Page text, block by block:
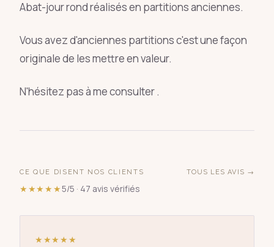
Abat-jour rond réalisés en partitions anciennes.
Vous avez d'anciennes partitions c'est une façon
originale de les mettre en valeur.
N'hésitez pas à me consulter .
CE QUE DISENT NOS CLIENTS
★★★★★5/5 · 47 avis vérifiés
TOUS LES AVIS →
★★★★★